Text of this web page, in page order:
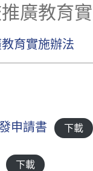
廣教育
育實施辦法
申請書 下載
下載